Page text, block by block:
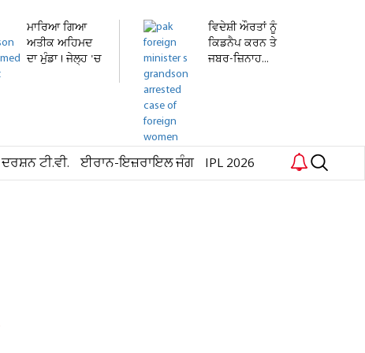
ਮਾਰਿਆ ਗਿਆ
ਅਤੀਕ ਅਹਿਮਦ
ਦਾ ਮੁੰਡਾ ! ਜੇਲ੍ਹ 'ਚ
ਵਿਦੇਸ਼ੀ ਔਰਤਾਂ ਨੂੰ
ਕਿਡਨੈਪ ਕਰਨ ਤੇ
ਜਬਰ-ਜ਼ਿਨਾਹ...
ਦਰਸ਼ਨ ਟੀ.ਵੀ. ਈਰਾਨ-ਇਜ਼ਰਾਇਲ ਜੰਗ IPL 2026